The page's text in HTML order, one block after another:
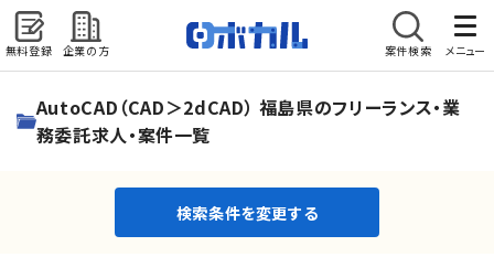
無料登録 企業の方 案件検索 メニュー
検索条件を変更する
AutoCAD（CAD＞2dCAD） 福島県のフリーランス・業
務委託求人・案件一覧
検索条件を変更する